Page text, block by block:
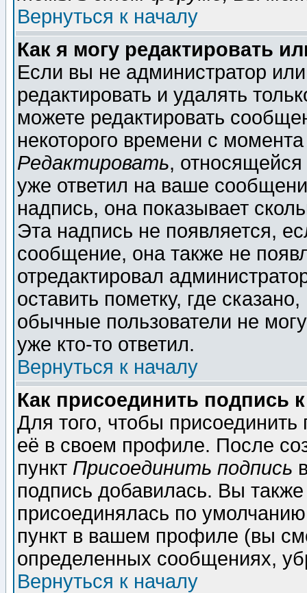
Вернуться к началу
Как я могу редактировать
Если вы не администратор
редактировать и удалять
можете редактировать
некоторого времени с
Редактировать,
уже ответил на ваше
надпись, она показывает
Эта надпись не появляется,
сообщение, она также не
отредактировал
оставить пометку, где
обычные пользователи не
уже кто-то ответил.
Вернуться к началу
Как присоединить подпись
Для того, чтобы
её в своем профиле. После
пункт Присоединить подпись
подпись добавилась. Вы
присоединялась по
пункт в вашем профиле (вы
определенных сообщениях,
Вернуться к началу